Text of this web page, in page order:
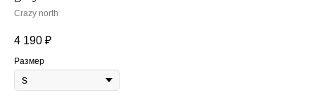
Crazy north
4 190 ₽
Размер